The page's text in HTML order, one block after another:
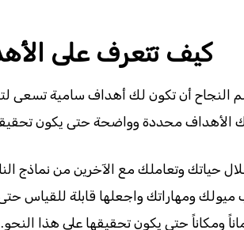
كيف تتعرف على
النجاح أن تكون لك أهداف سامية تسعى
الأهداف محددة وواضحة حتى يكون
حياتك وتعاملك مع الآخرين من نماذج
ميولك ومهاراتك واجعلها قابلة للقياس
ومكاناً حتى يكون تحقيقها على هذا النحو.